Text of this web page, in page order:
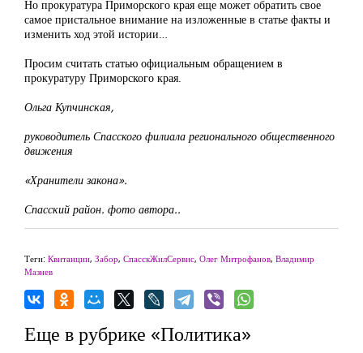
Но прокуратура Приморского края еще может обратить свое
самое пристальное внимание на изложенные в статье факты и
изменить ход этой истории…
Просим считать статью официальным обращением в
прокуратуру Приморского края.
Ольга Купчинская,
руководитель Спасского филиала регионального общественного
движения
«Хранители закона».
Спасский район. фото автора..
Теги: Квитанции, Забор, СпасскЖилСервис, Олег Митрофанов, Владимир
Мазнев
Еще в рубрике «Политика»